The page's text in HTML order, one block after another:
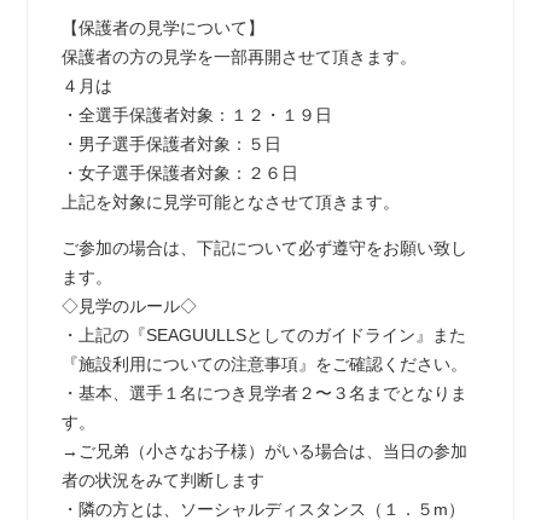
【保護者の見学について】
保護者の方の見学を一部再開させて頂きます。
４月は
・全選手保護者対象：１２・１９日
・男子選手保護者対象：５日
・女子選手保護者対象：２６日
上記を対象に見学可能となさせて頂きます。
ご参加の場合は、下記について必ず遵守をお願い致し
ます。
◇見学のルール◇
・上記の『SEAGUULLSとしてのガイドライン』また
『施設利用についての注意事項』をご確認ください。
・基本、選手１名につき見学者２〜３名までとなりま
す。
→ご兄弟（小さなお子様）がいる場合は、当日の参加
者の状況をみて判断します
・隣の方とは、ソーシャルディスタンス（１．５m）